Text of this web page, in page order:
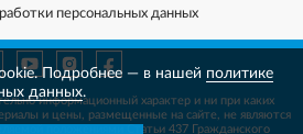
персональных данных
информационный характер и ни при каких
и цены, размещенные на сайте, неявляются
положениями Статьи 437 Гражданского
Подробнее — в нашей политике
данных.